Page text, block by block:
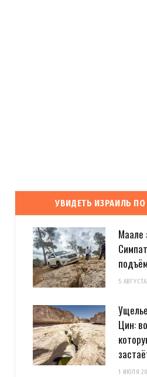
УВИДЕТЬ ИЗРАИЛЬ
Маале
подъём
5
Цин:
1 ИЮЛЯ